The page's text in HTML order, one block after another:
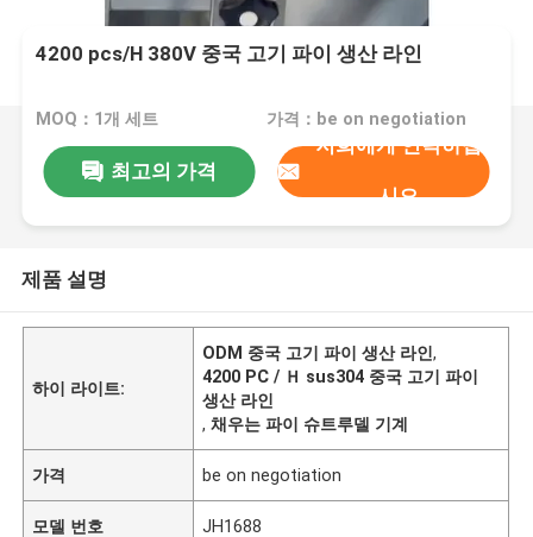
4200 pcs/H 380V 중국 고기 파이 생산 라인
MOQ：1개 세트 가격：be on negotiation
최고의 가격
저희에게 연락하십
시오
제품 설명
하이 라이트:
ODM 중국 고기 파이 생산 라인,
4200 PC / Ｈ sus304 중국 고기 파이
생산 라인
,채우는 파이 슈트루델 기계
가격 be on negotiation
모델 번호 JH1688